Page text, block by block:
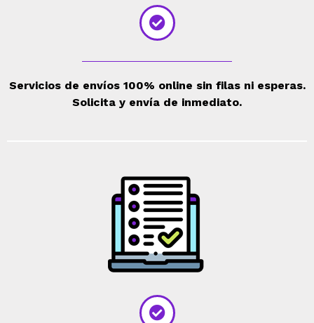
Servicios de envíos 100% online sin filas ni esperas.
Solicita y envía de inmediato.